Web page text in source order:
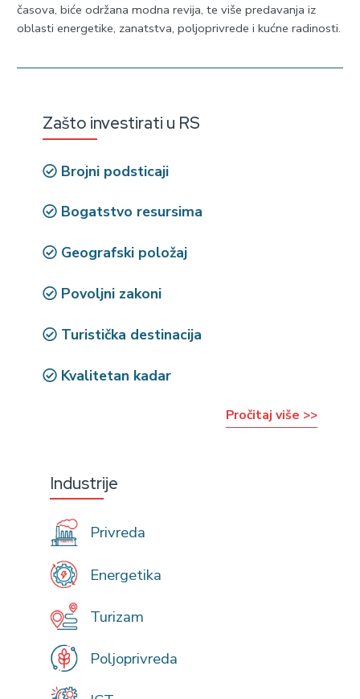
časova, biće održana modna revija, te više predavanja iz
oblasti energetike, zanatstva, poljoprivrede i kućne radinosti.
Zašto investirati u RS
Brojni podsticaji
Bogatstvo resursima
Geografski položaj
Povoljni zakoni
Turistička destinacija
Kvalitetan kadar
Pročitaj više >>
Industrije
Privreda
Energetika
Turizam
Poljoprivreda